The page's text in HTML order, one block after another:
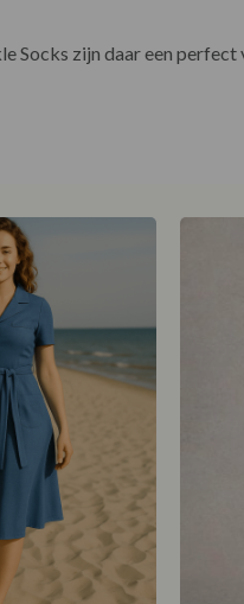
Socks zijn daar een